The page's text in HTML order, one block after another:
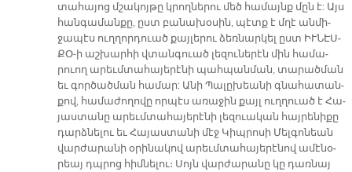
տա­հա­յոց մշա­կոյ­թը կրող­նե­րու մեծ հա­մայնք մըն է: Այս
հան­գա­ման­քը, ըստ բա­նա­խօ­սին, պէտք է մղէ ան­մի­
ջա­պէս ուղ­ղոր­դուած քայ­լե­րու ձեռ­նար­կել ըստ ԻՒ­ՆԷՍ­
ՔՕ-ի աշ­խար­հի վտան­գուած լե­զու­նե­րէն մին հա­մա­
րուող ա­րեւմ­տա­հա­յե­րէ­նի պահ­պան­ման, տա­րած­ման
եւ գոր­ծած­ման հա­մար: Ա­նի Պա­լը­խեա­նի գնա­հա­տան­
քով, հա­մա­ժո­ղո­վը որ­պէս ա­ռա­ջին քայլ ուղղուած է Հա­
յաս­տա­նը ա­րեւմ­տա­հա­յե­րէ­նի լեզուա­կան հայ­րե­նի­քը
դարձ­նե­լու եւ Հա­յաս­տա­նի մէջ Կիպ­րո­սի Մել­գո­նեան
վար­ժա­րա­նի օ­րի­նա­կով ա­րեւմ­տա­հա­յե­րէ­նով ա­մէ­նօ­
րեայ դպրոց հիմ­նե­լու։ Սոյն վար­ժա­րա­նը կը դառ­նայ